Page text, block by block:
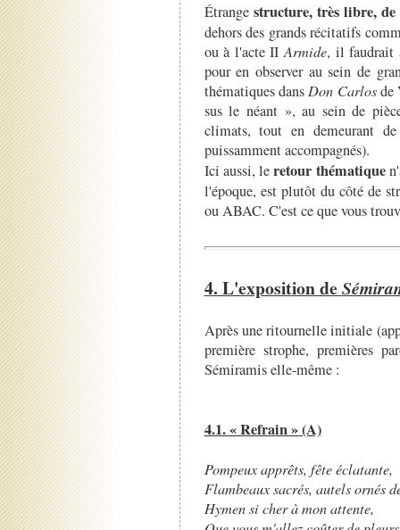
Étrange structure, très libre,
dehors des grands récitatifs
ou à l'acte IIArmide, il faudrait
pour en observer au sein de
thématiques dansDon Carlosde
sus le néant », au sein de
climats, tout en demeurant
puissamment accompagnés).
Ici aussi, leretour thématique
l'époque, est plutôt du côté de
ou ABAC. C'est ce que vous
4. L'exposition de
Après une ritournelle initiale
première strophe, premières
Sémiramis elle-même :
4.1. « Refrain » (A)
Pompeux apprêts, fête éclatante,
Flambeaux sacrés, autels ornés
Hymen si cher à mon attente,